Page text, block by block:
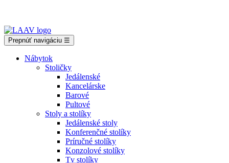
Prepnúť navigáciu ☰
Nábytok
Stoličky
Jedálenské
Kancelárske
Barové
Pultové
Stoly a stolíky
Jedálenské stoly
Konferenčné stolíky
Príručné stolíky
Konzolové stolíky
Tv stolíky